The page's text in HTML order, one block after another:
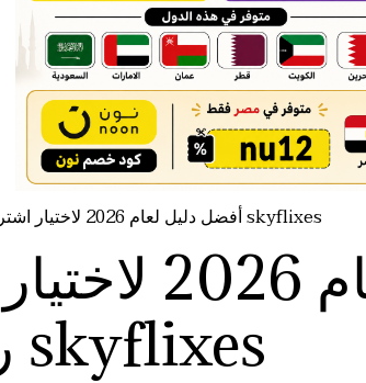
أفضل دليل لعام 2026 لاختيار اشتراك شاهد رخيص وموثوق skyflixes
أفضل دليل
رخيص وموثوق skyflixes